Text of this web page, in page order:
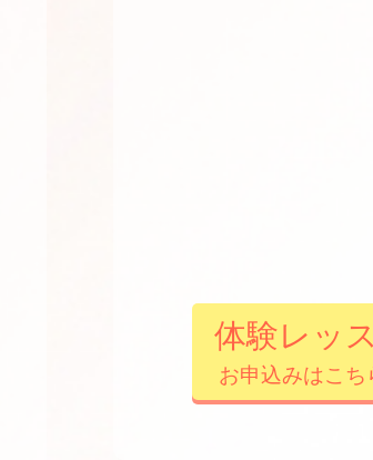
体験レッ
お申込みはこち